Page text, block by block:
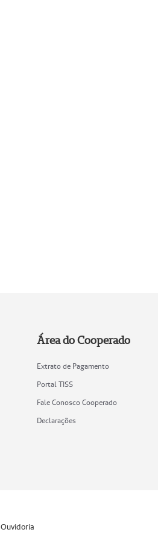
Área do Cooperado
Extrato de Pagamento
Portal TISS
Fale Conosco Cooperado
Declarações
Ouvidoria